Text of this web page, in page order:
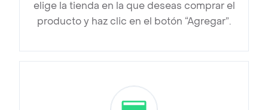
elige la tienda en la que deseas comprar el
producto y haz clic en el botón “Agregar”.